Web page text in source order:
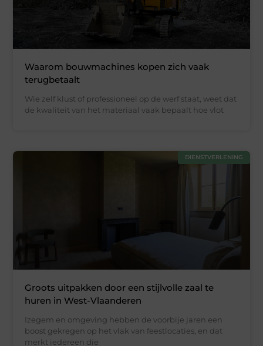
Waarom bouwmachines kopen zich vaak
terugbetaalt
Wie zelf klust of professioneel op de werf staat, weet dat
de kwaliteit van het materiaal vaak bepaalt hoe vlot
DIENSTVERLENING
Groots uitpakken door een stijlvolle zaal te
huren in West-Vlaanderen
Izegem en omgeving hebben de voorbije jaren een
boost gekregen op het vlak van feestlocaties, en dat
merkt iedereen die